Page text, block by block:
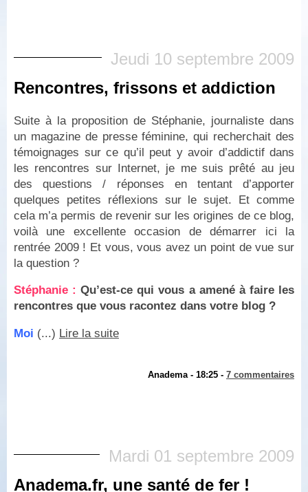
Jeudi 10 septembre 2009
Rencontres, frissons et addiction
Suite à la proposition de Stéphanie, journaliste dans
un magazine de presse féminine, qui recherchait des
témoignages sur ce qu’il peut y avoir d’addictif dans
les rencontres sur Internet, je me suis prêté au jeu
des questions / réponses en tentant d’apporter
quelques petites réflexions sur le sujet. Et comme
cela m’a permis de revenir sur les origines de ce blog,
voilà une excellente occasion de démarrer ici la
rentrée 2009 ! Et vous, vous avez un point de vue sur
la question ?
Stéphanie : Qu’est-ce qui vous a amené à faire les
rencontres que vous racontez dans votre blog ?
Moi (...) Lire la suite
Anadema - 18:25 - 7 commentaires
Mardi 01 septembre 2009
Anadema.fr, une santé de fer !